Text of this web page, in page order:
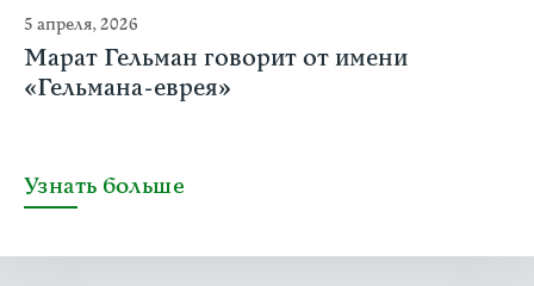
5 апреля, 2026
Марат Гельман говорит от имени
«Гельмана-еврея»
Узнать больше